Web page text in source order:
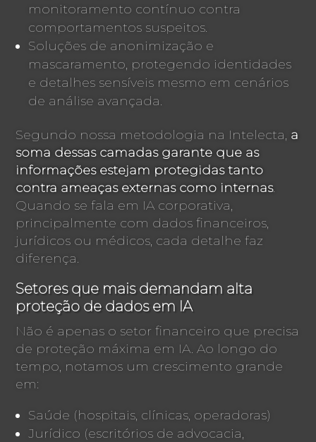
monitoramento contínuo contra
comportamentos suspeitos.
Soluções de anonimização e
mascaramento, protegendo identidades
e detalhes sensíveis mesmo em cenários
de análise avançada.
Segundo nossa metodologia na Intelecta, a
soma dessas camadas garante que as
informações estejam protegidas tanto
contra ameaças externas como internas.
Quando se fala em IA corporativa,
principalmente com dados financeiros,
jurídicos ou médicos, cada detalhe faz
diferença.
Setores que mais demandam alta
proteção de dados em IA
Não é apenas o setor financeiro que precisa
de proteção máxima em IA. Ao longo do
tempo, notamos um crescimento grande
em:
Saúde (hospitais, clínicas, operadoras)
Jurídico (escritórios de advocacia,